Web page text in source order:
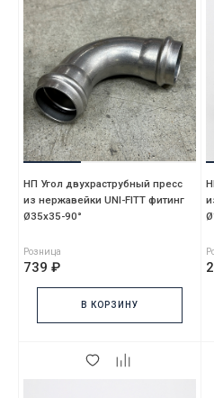
НП Угол двухраструбный пресс
из нержавейки UNI-FITT фитинг
Ø35х35-90°
Розница
739 ₽
В КОРЗИНУ